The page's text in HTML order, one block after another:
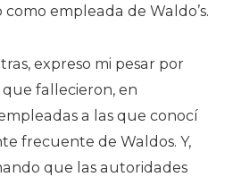
empleada de Waldo’s.
expreso mi pesar por
que fallecieron, en
a las que conocí
frecuente de Waldos. Y,
que las autoridades